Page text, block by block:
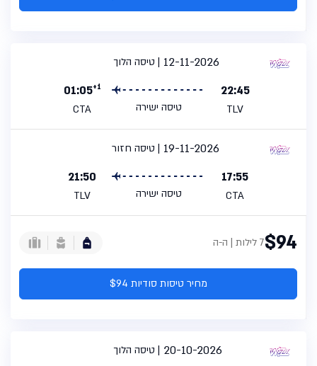
טיסה הלוך
12-11-2026
22:45
TLV טיסה ישירה
01:05+1
CTA
טיסה חזור
19-11-2026
17:55
CTA טיסה ישירה
21:50
TLV
$947 לילות | ה-ה
מחיר טיסות סודיות $94
טיסה הלוך 20-10-2026